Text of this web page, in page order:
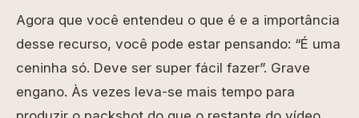
Agora que você entendeu o que é e a importância
desse recurso, você pode estar pensando: “É uma
ceninha só. Deve ser super fácil fazer”. Grave
engano. Às vezes leva-se mais tempo para